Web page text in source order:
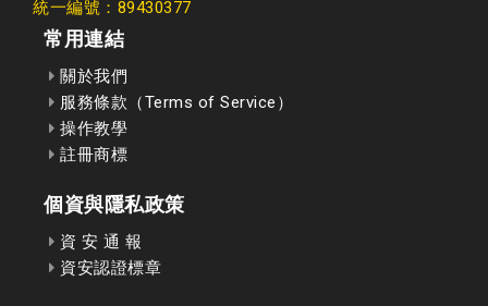
統一編號：89430377
常用連結
關於我們
服務條款（Terms of Service）
操作教學
註冊商標
個資與隱私政策
資 安 通 報
資安認證標章